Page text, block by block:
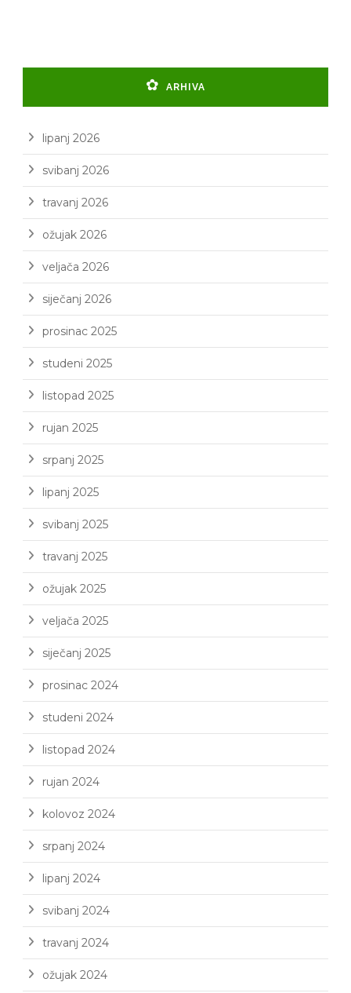
ARHIVA
lipanj 2026
svibanj 2026
travanj 2026
ožujak 2026
veljača 2026
siječanj 2026
prosinac 2025
studeni 2025
listopad 2025
rujan 2025
srpanj 2025
lipanj 2025
svibanj 2025
travanj 2025
ožujak 2025
veljača 2025
siječanj 2025
prosinac 2024
studeni 2024
listopad 2024
rujan 2024
kolovoz 2024
srpanj 2024
lipanj 2024
svibanj 2024
travanj 2024
ožujak 2024